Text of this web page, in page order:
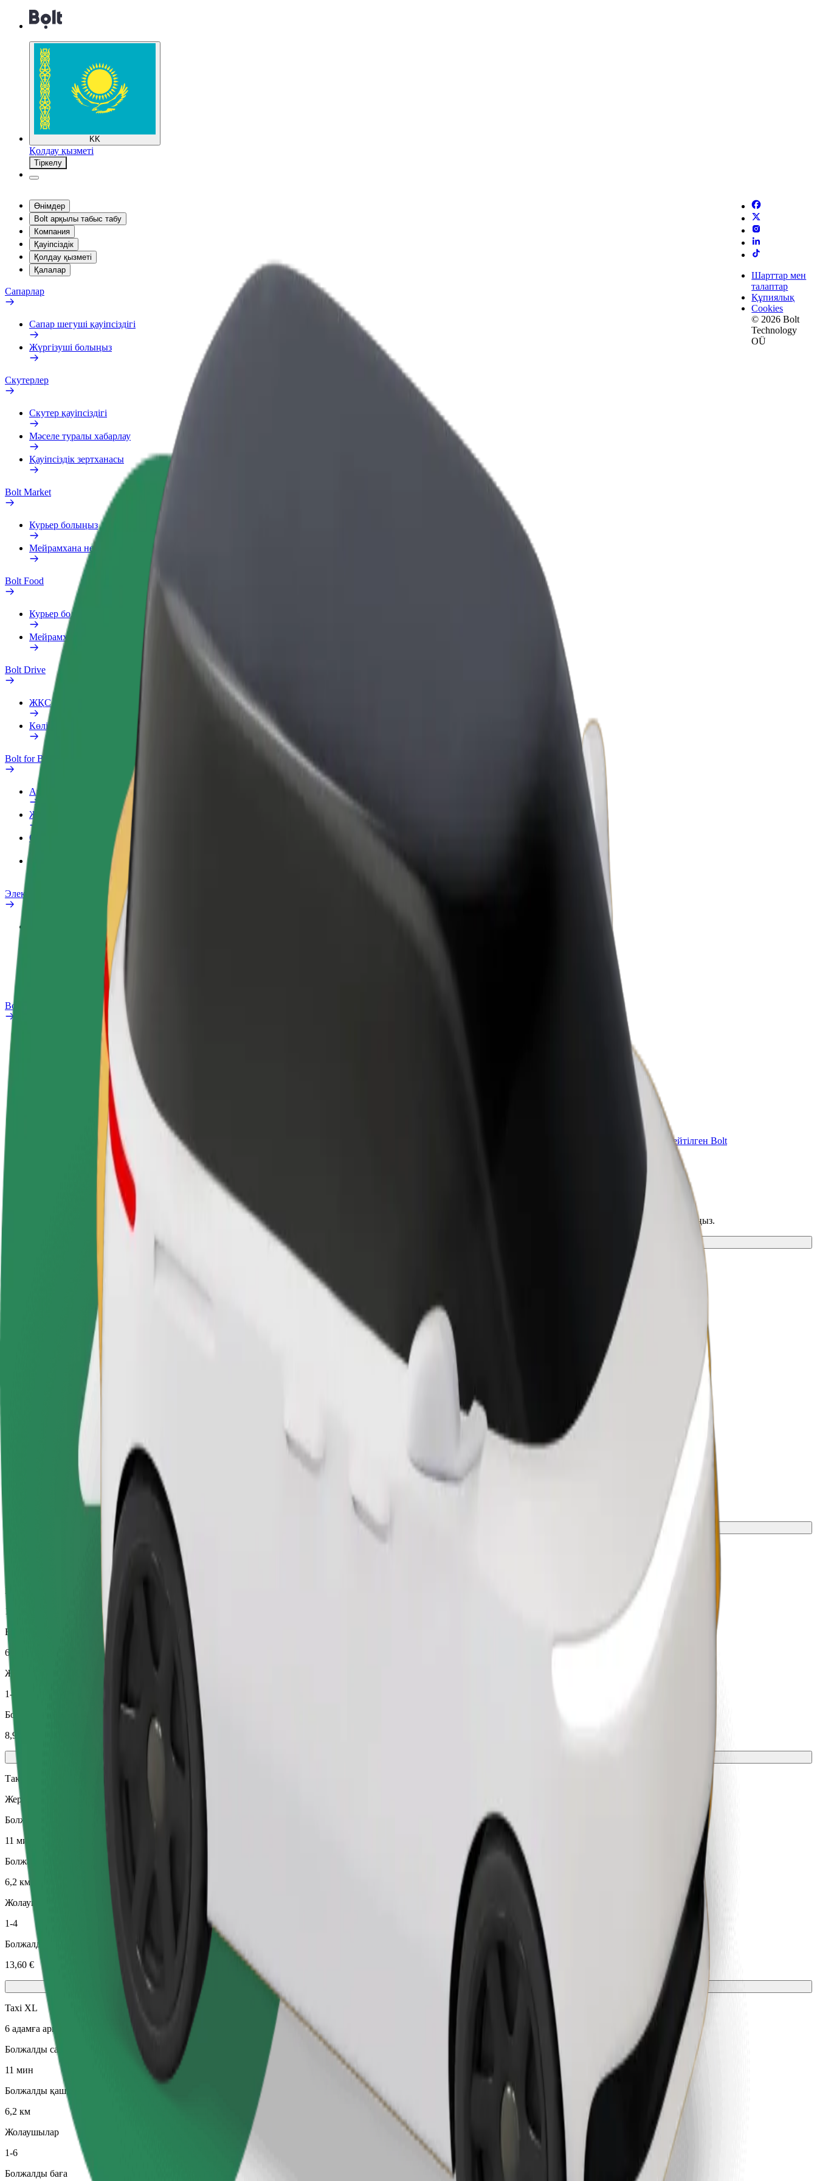
KK
Қолдау қызметі
Тіркелу
Өнімдер
Bolt арқылы табыс табу
Компания
Қауіпсіздік
Қолдау қызметі
Қалалар
Сапарлар
Сапар шегуші қауіпсіздігі
Жүргізуші болыңыз
Скутерлер
Скутер қауіпсіздігі
Мәселе туралы хабарлау
Қауіпсіздік зертханасы
Bolt Market
Курьер болыңыз
Мейрамхана немесе дүкен қосу
Bolt Food
Курьер болыңыз
Мейрамхана немесе дүкен қосу
Bolt Drive
ЖҚС
Көлік туралы хабарлау
Bolt for Business
Артықшылықтар
Жұмыс профилі
Өнімдер
Бизнеске арналған Bolt Food
Электрлік велосипедтер
Қауіпсіздік зертханасы
Мәселе туралы хабарлау
Bolt Plus
Қалай қосылуға болады
Жүргізуші болыңыз
бойынша табыс ал
Курьер болыңыз
Тамақ жеткізіңіз және апта
сайын төлем алыңыз
Бизнесіңізге арналған кеңейтілген Bolt
өнімдері мен қызметтері
Шарттар мен
талаптар
Құпиялық
Cookies
© 2026 Bolt
Technology
OÜ
Marina do Funchal мекенінен Madeira Shopping мекеніне қалай бару керек
Marina do Funchal мекенінен Madeira Shopping мекеніне баратын ең жақсы жолды іздеп жүрсіз бе? Қызметтерімізді қарап шығып, сапарыңызға тамаша нұсқаны таңдаңыз.
Madeira Shopping
Ыңғайлылық пен жайлылық — саусақ ұшында!
Күнделікті, орташа көліктердегі сенімді сапарлар.
Болжалды сапар уақыты
Болжалды қашықтық
Толық электрлі көліктердегі тиімді сапарлар
Болжалды сапар уақыты
11 мин
Болжалды қашықтық
6,2 км
Жолаушылар
1-4
Болжалды баға
8,90 €
Такси
Жергілікті таксилер қызметіңде
Болжалды сапар уақыты
11 мин
Болжалды қашықтық
6,2 км
Жолаушылар
1-4
Болжалды баға
13,60 €
Сапарға тапсырыс беру
Taxi XL
6 адамға арналған орындықтары бар үлкен таксилер
Болжалды сапар уақыты
11 мин
Болжалды қашықтық
6,2 км
Жолаушылар
1-6
Болжалды баға